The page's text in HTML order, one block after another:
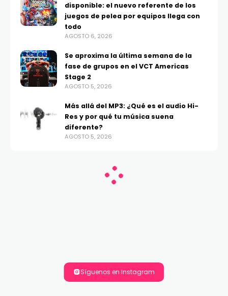
disponible: el nuevo referente de los
juegos de pelea por equipos llega con
todo
AGOSTO 6, 2026
Se aproxima la última semana de la
fase de grupos en el VCT Americas
Stage 2
AGOSTO 5, 2026
Más allá del MP3: ¿Qué es el audio Hi-
Res y por qué tu música suena
diferente?
AGOSTO 5, 2026
Síguenos en Instagram